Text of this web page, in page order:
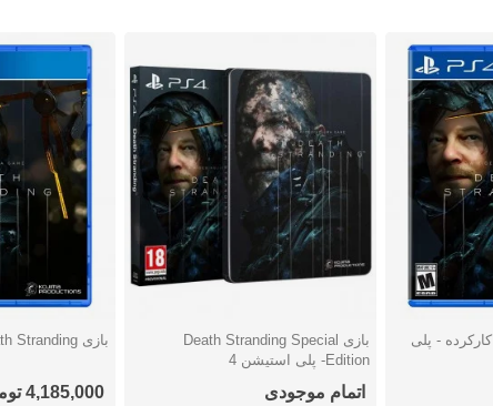
بازی Death Stranding کارکرده - پلی
دوست داشتن
بازی Death Stranding Special
Edition- پلی استیشن 4
اتمام موجودی
دوست بازی Death Stranding - پلی استیشن 4
4,185,000 تومان